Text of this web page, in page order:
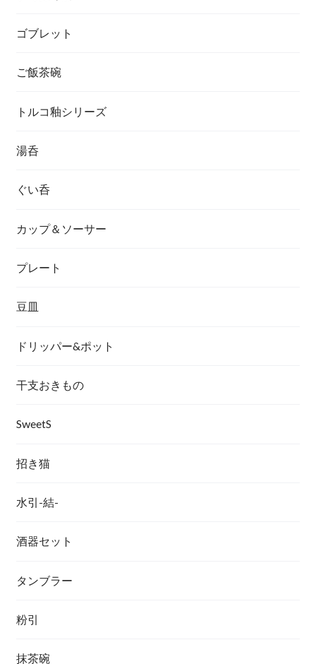
ゴブレット
ご飯茶碗
トルコ釉シリーズ
湯呑
ぐい呑
カップ＆ソーサー
プレート
豆皿
ドリッパー&ポット
干支おきもの
SweetS
招き猫
水引-結-
酒器セット
タンブラー
粉引
抹茶碗